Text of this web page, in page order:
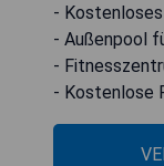
-
- Außenpool
-
- Kostenlose